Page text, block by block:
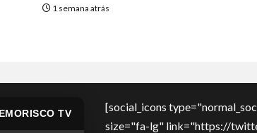
1 semana atrás
TV
[social_icons
size="fa-lg" link="https://